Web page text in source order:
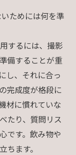
ためには何を準
するには、撮影
備することが重
し、それに合っ
完成度が格段に
材に慣れていな
たり、質問リス
です。飲み物や
ちます。